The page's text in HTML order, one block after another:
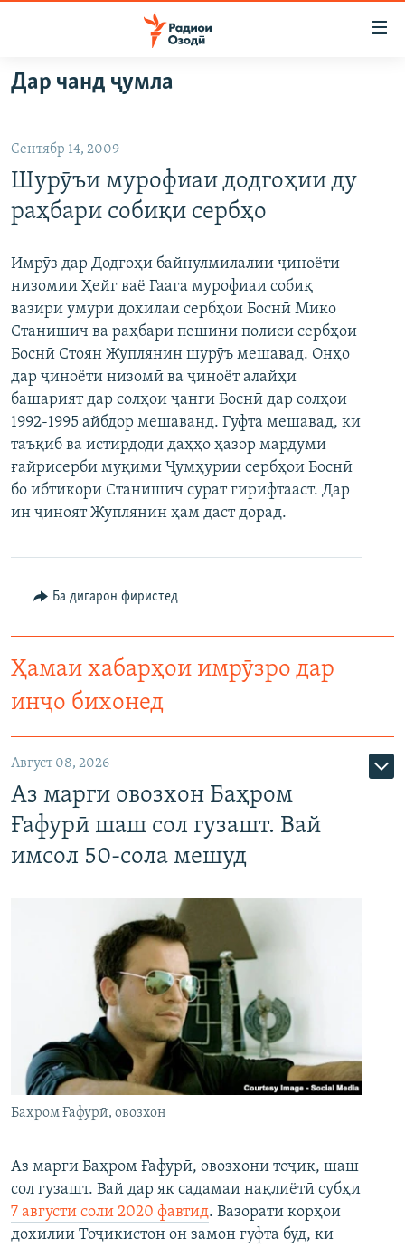
Ҷаҳиш
ба
аслӣ
ба
феҳристи
аслӣ
Ҷаҳиш
ГӮШАҲО
ҶОМЕА
ҚАЗИЯИ "КРОКУС"
ОСИЁИ МАРКАЗӢ
ФАРҲАНГ
МЕҲМОНИ ОЗОДӢ
ВАРЗИШ
РӮЗГОРИ МУҲОҶИР
САЛОМ, ХОҲАР
ТАҲҚИҚОТ
ҶАНГ ДАР УКРАИНА
НАЗАРИ МАРДУМ
БЛОГИСТОН
ОЗОДӢ ОНЛАЙН
ЧАНДРАСОНАӢ
ВИДЕО
ГУЗОРИШҲОИ РАДИОӢ
РӮЙХАТҲО
КИТОБҲОИ ОЗОДӢ
Русский
ПАЙГИРӢ КУНЕД
Ҳамаи сомонаҳои RFE/RL
Дар чанд ҷумла
Сентябр 14, 2009
Шурӯъи мурофиаи додгоҳии ду
раҳбари собиқи сербҳо
Имрӯз дар Додгоҳи байнулмилалии ҷиноёти
низомии Ҳейг ваё Гаага мурофиаи собиқ
вазири умури дохилаи сербҳои Боснӣ Мико
Станишич ва раҳбари пешини полиси сербҳои
Боснӣ Стоян Жуплянин шурӯъ мешавад. Онҳо
дар ҷиноёти низомӣ ва ҷиноёт алайҳи
башарият дар солҳои ҷанги Боснӣ дар солҳои
1992-1995 айбдор мешаванд. Гуфта мешавад, ки
таъқиб ва истирдоди даҳҳо ҳазор мардуми
ғайрисерби муқими Ҷумҳурии сербҳои Боснӣ
бо ибтикори Станишич сурат гирифтааст. Дар
ин ҷиноят Жуплянин ҳам даст дорад.
Ба дигарон фиристед
Ҳамаи хабарҳои имрӯзро дар
инҷо бихонед
Август 08, 2026
Аз марги овозхон Баҳром
Ғафурӣ шаш сол гузашт. Вай
имсол 50-сола мешуд
Баҳром Ғафурӣ, овозхон
Аз марги Баҳром Ғафурӣ, овозхони тоҷик, шаш
сол гузашт. Вай дар як садамаи нақлиётӣ субҳи
7 августи соли 2020 фавтид. Вазорати корҳои
дохилии Тоҷикистон он замон гуфта буд, ки